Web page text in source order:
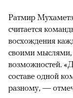
Ратмир
считается
восхождения
своими мыслями,
возможностей.
составе одной
разному, —